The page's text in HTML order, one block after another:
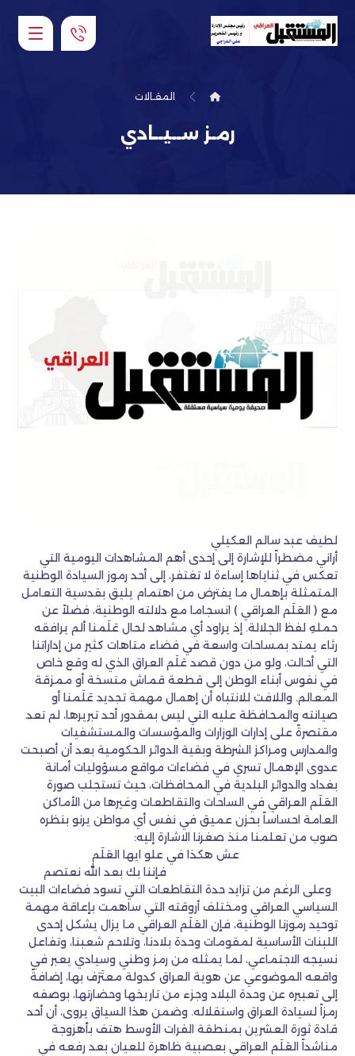
المقـالات
رمـز ســيــادي
لطيف عبد سالم العكيلي
أراني مضطراً للإشارة إلى إحدى أهم المشاهدات اليومية التي
تعكس في ثناياها إساءة لا تغتفر، إلى أحد رموز السيادة الوطنية
المتمثلة بإهمال ما يفترض من اهتمام يليق بقدسية التعامل
مع ( العَلَم العراقي ) انسجاما مع دلالته الوطنية، فضلاً عن
حملهِ لفظ الجلالة. إذ يراود أي مشاهد لحال عَلَمنا ألم يرافقه
رثاء يمتد بمساحات واسعة في فضاء متاهات كثير من إداراتنا
التي أحالت، ولو من دون قصد عَلَم العراق الذي له وقع خاص
في نفوس أبناء الوطن إلى قطعة قماش متسخة أو ممزقة
المعالم. واللافت للانتباه أن إهمال مهمة تجديد عَلَمنا أو
صيانته والمحافظة عليه التي ليس بمقدور أحد تبريرها، لم تعد
مقتصرةً على إدارات الوزارات والمؤسسات والمستشفيات
والمدارس ومراكز الشرطة وبقية الدوائر الحكومية بعد أن أصبحت
عدوى الإهمال تسري في فضاءات مواقع مسؤوليات أمانة
بغداد والدوائر البلدية في المحافظات، حيث تستجلب صورة
العَلَم العراقي في الساحات والتقاطعات وغيرها من الأماكن
العامة احساساً بحزن عميق في نفس أي مواطن يرنو بنظره
صوب من تعلمنا منذ صغرنا الاشارة إليه:
عش هكذا في علو ايها العَلَم
فإننا بك بعد الله نعتصم
وعلى الرغم من تزايد حدة التقاطعات التي تسود فضاءات البيت
السياسي العراقي ومختلف أروقته التي ساهمت بإعاقة مهمة
توحيد رموزنا الوطنية، فإن العَلَم العراقي ما يزال يشكل إحدى
اللبنات الأساسية لمقومات وحدة بلادنا، وتلاحم شعبنا، وتفاعل
نسيجه الاجتماعي، لما يمثله من رمز وطني وسيادي يعبر في
واقعه الموضوعي عن هوية العراق كدولة معتَرَف بها، إضافةً
إلى تعبيره عن وحدة البلاد وجزء من تاريخها وحضارتها، بوصفه
رمزاً لسيادة العراق واستقلاله. وضمن هذا السياق يروى، أن أحد
قادة ثورة العشرين بمنطقة الفرات الأوسط هتف بأهزوجة
مناشداً العَلَم العراقي بعصبية ظاهرة للعيان بعد رفعه في